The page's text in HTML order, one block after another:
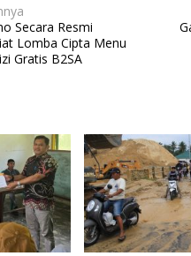
Secara Resmi
Lomba Cipta Menu
Gratis B2SA